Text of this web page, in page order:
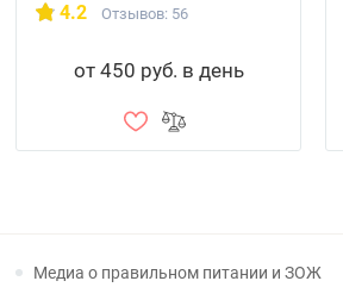
4.2 Отзывов: 56
от 450 руб. в день
Медиа о правильном питании и ЗОЖ